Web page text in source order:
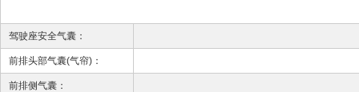
驾驶座安全气囊：
前排头部气囊(气帘)：
前排侧气囊：